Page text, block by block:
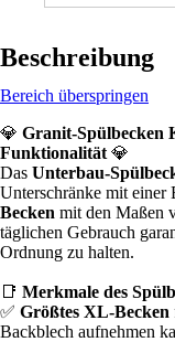
Beschreibung
Bereich überspringen
💎 Granit-Spülbecken
Funktionalität 💎
Das Unterbau-
Unterschränke mit einer
Becken mit den Maßen
täglichen Gebrauch
Ordnung zu halten.
📑 Merkmale des
✅ Größtes XL-Becken
Backblech aufnehmen